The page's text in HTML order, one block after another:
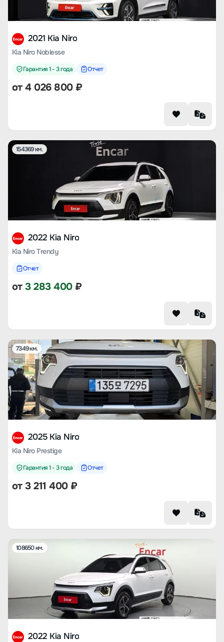
2021 Kia Niro
Kia Niro Noblesse
Гарантия 1 - 3 года Отчет
от4 026 800₽
154369 км.
2022 Kia Niro
Kia Niro Trendy
Отчет
от3 283 400₽
7349 км.
2025 Kia Niro
Kia Niro Prestige
Гарантия 1 - 3 года Отчет
от3 211 400₽
108650 км.
2022 Kia Niro